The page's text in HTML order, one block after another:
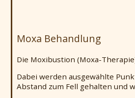
Moxa Behandlung
Die Moxibustion (Moxa-
Dabei werden ausgewählte
Abstand zum Fell gehalten und